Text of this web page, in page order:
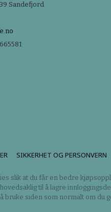
Sandefjord
SIKKERHET OG PERSONVERN
slik at du får en bedre
til å lagre
bruke siden som normalt om du